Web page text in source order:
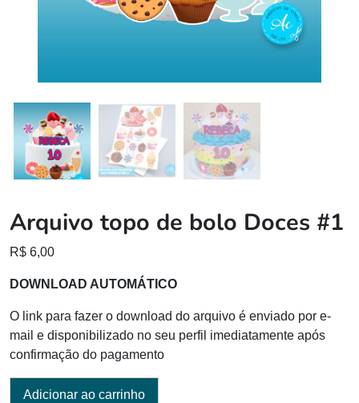
Arquivo topo de bolo Doces #1
R$ 6,00
DOWNLOAD AUTOMÁTICO
O link para fazer o download do arquivo é enviado por e-
mail e disponibilizado no seu perfil imediatamente após
confirmação do pagamento
Adicionar ao carrinho